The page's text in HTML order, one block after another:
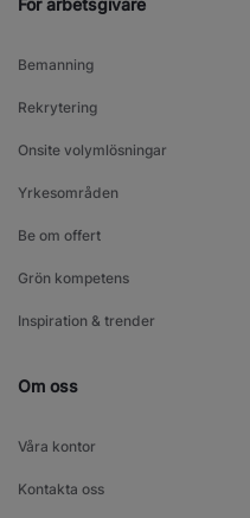
För arbetsgivare
Bemanning
Rekrytering
Onsite volymlösningar
Yrkesområden
Be om offert
Grön kompetens
Inspiration & trender
Om oss
Våra kontor
Kontakta oss